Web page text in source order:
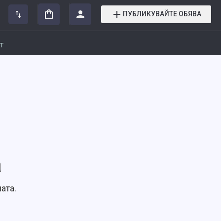
ПУБЛИКУВАЙТЕ ОБЯВА